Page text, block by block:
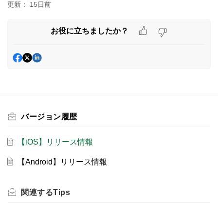
更新： 15日前
お役に立ちましたか？
バージョン履歴
【iOS】リリース情報
【Android】リリース情報
関連するTips